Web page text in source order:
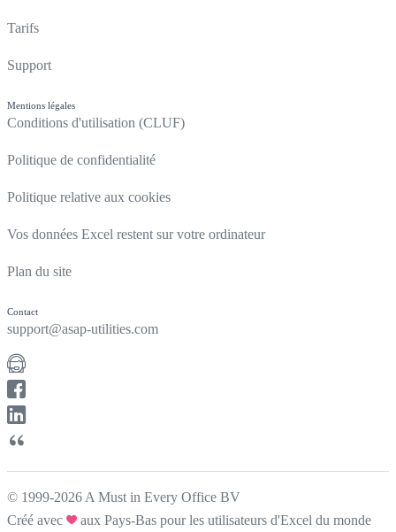
Tarifs
Support
Mentions légales
Conditions d'utilisation (CLUF)
Politique de confidentialité
Politique relative aux cookies
Vos données Excel restent sur votre ordinateur
Plan du site
Contact
support@asap-utilities.com
© 1999-2026 A Must in Every Office BV
Créé avec
aux Pays-Bas pour les utilisateurs d'Excel du monde